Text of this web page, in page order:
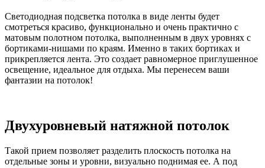
Светодиодная подсветка потолка в виде ленты будет
смотреться красиво, функционально и очень практично с
матовым полотном потолка, выполненным в двух уровнях с
бортиками-нишами по краям. Именно в таких бортиках и
прикрепляется лента. Это создает равномерное приглушенное
освещение, идеальное для отдыха. Мы перенесем ваши
фантазии на потолок!
Двухуровневый натяжной потолок
Такой прием позволяет разделить плоскость потолка на
отдельные зоны и уровни, визуально поднимая ее. А под